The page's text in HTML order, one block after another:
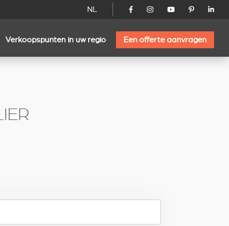
NL
Verkoopspunten in uw regio Een offerte aanvragen